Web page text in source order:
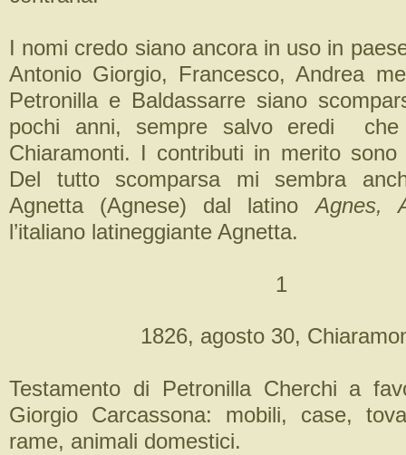
I nomi credo siano ancora in uso in
Antonio Giorgio, Francesco, Andrea
Petronilla e Baldassarre siano
pochi anni, sempre salvo eredi
Chiaramonti. I contributi in merito sono
Del tutto scomparsa mi sembra
Agnetta (Agnese) dal latinoAgnes,
l’italiano latineggiante Agnetta.
1
1826, agosto 30,
Testamento di Petronilla Cherchi a
Giorgio Carcassona: mobili, case,
rame, animali domestici.